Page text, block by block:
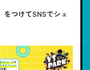
をつけてSNSでシェ